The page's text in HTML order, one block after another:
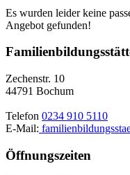
Es wurden leider keine
Angebot gefunden!
Zechenstr. 10
44791 Bochum
Telefon 0234 910 5110
E-Mail:
Öffnungszeiten